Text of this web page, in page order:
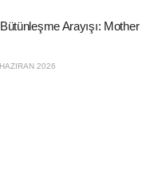
Arayışı: Mother
2026